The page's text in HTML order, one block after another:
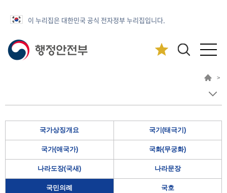
이 누리집은 대한민국 공식 전자정부 누리집입니다.
>
국가상징개요 국기(태극기)
국가(애국가) 국화(무궁화)
나라도장(국새) 나라문장
국민의례 국호